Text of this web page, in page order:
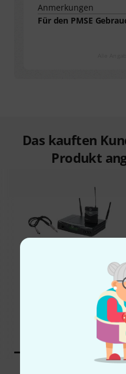
Anmerkungen
Für den PMSE
Das kauften
Produkt
GENAU DIESES PRODUKT